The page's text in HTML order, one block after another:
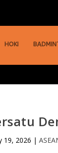
HOKI
19, 2026 |